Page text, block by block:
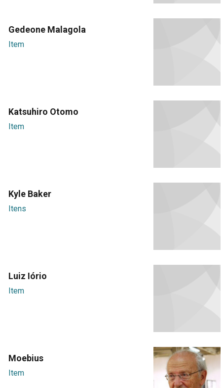
Gedeone Malagola
Item
Katsuhiro Otomo
Item
Kyle Baker
Itens
Luiz Iório
Item
Moebius
Item